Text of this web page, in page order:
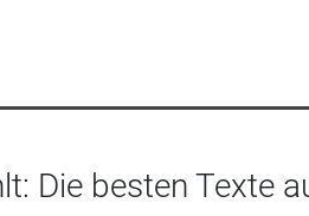
Die besten Texte